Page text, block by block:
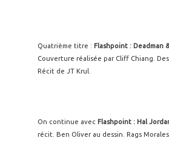
Quatrième titre : Flashpoint : Deadman
Couverture réalisée par Cliff Chiang.
Récit de JT Krul.
On continue avec Flashpoint : Hal
récit. Ben Oliver au dessin. Rags